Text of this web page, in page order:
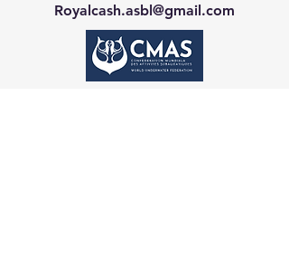
Royalcash.asbl@gmail.com